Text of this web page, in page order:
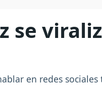
se
en redes sociales